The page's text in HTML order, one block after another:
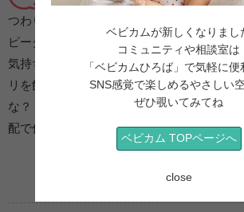
つわりが始まったかなと思ったら次の週に
ピーク。 そこから安定期を迎えて少し経つ
気持ち悪くて吐きっぱなし。 栄養取らな
リを飲んだり普段飲まない食べないものも
な？ と挑戦して結局吐いたり…。 その間
配で仕方なかったけど、無事に育ってくれ
妊娠２ヶ月 /初めての
ベビカムが新しくなりまし
コミュニティや相談室は
「ベビカムひろば」で気軽に便
SNS感覚で楽しめるやさしい
ぜひ覗いてみてね
ベビカム TOPページへ
close